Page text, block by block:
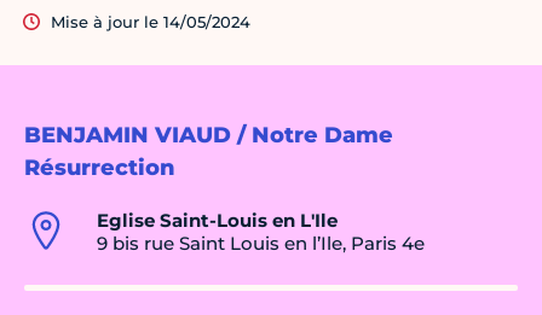
BENJAMIN VIAUD / Notre Dame
Résurrection
Eglise Saint-Louis en L'Ile
9 bis rue Saint Louis en l’Ile, Paris 4e
Mise à jour le 14/05/2024